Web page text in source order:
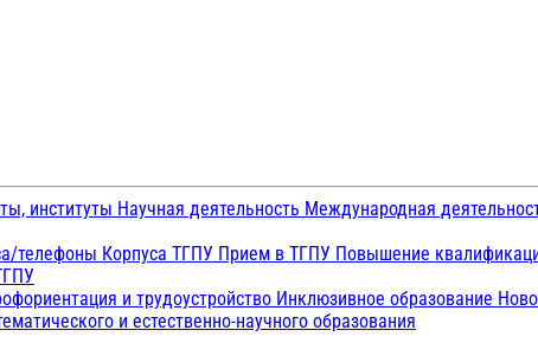
институты Научная деятельность Международная
телефоны Корпуса ТГПУ Прием в ТГПУ Повышение
и трудоустройство Инклюзивное образование
и естественно-научного образования